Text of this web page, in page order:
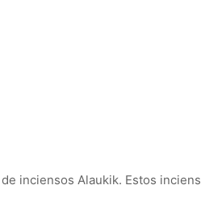
de inciensos Alaukik. Estos